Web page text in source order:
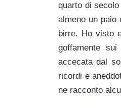
quarto di
almeno un paio
birre. Ho visto
goffamente
accecata dal
ricordi e
ne racconto